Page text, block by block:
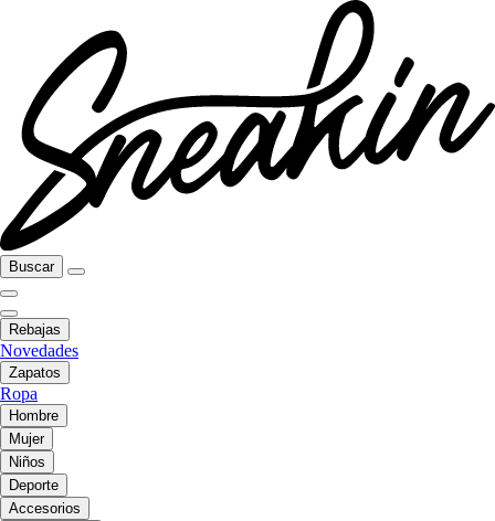
Buscar
Rebajas
Novedades
Zapatos
Ropa
Hombre
Mujer
Niños
Deporte
Accesorios